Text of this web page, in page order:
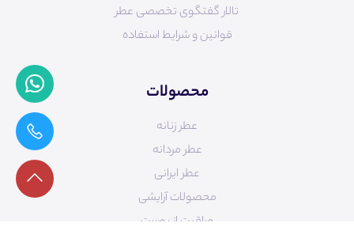
تالار گفتگوی تخصصی عطر
قوانین و شرایط استفاده
محصولات
عطر زنانه
عطر مردانه
عطر ایرانی
محصولات آرایشی
مراقبت از پوست